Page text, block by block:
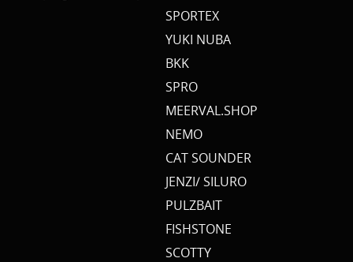
SPORTEX
YUKI NUBA
BKK
SPRO
MEERVAL.SHOP
NEMO
CAT SOUNDER
JENZI/ SILURO
PULZBAIT
FISHSTONE
SCOTTY